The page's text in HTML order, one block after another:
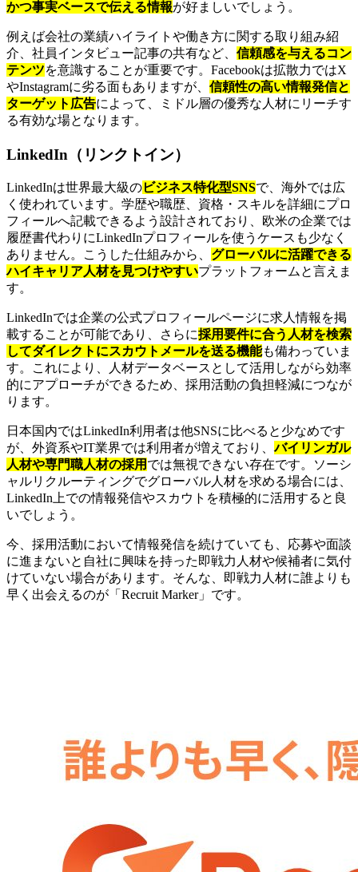
かつ事実ベースで伝える情報が好ましいでしょう。
例えば会社の業績ハイライトや働き方に関する取り組み紹
介、社員インタビュー記事の共有など、 信頼感を与えるコン
テンツを意識することが重要です。Facebookは拡散力ではX
やInstagramに劣る面もありますが、 信頼性の高い情報発信と
ターゲット広告によって、ミドル層の優秀な人材にリーチす
る有効な場となります。
LinkedIn（リンクトイン）
LinkedInは世界最大級のビジネス特化型SNSで、海外では広
く使われています。学歴や職歴、資格・スキルを詳細にプロ
フィールへ記載できるよう設計されており、欧米の企業では
履歴書代わりにLinkedInプロフィールを使うケースも少なく
ありません。こうした仕組みから、 グローバルに活躍できる
ハイキャリア人材を見つけやすいプラットフォームと言えま
す。
LinkedInでは企業の公式プロフィールページに求人情報を掲
載することが可能であり、さらに採用要件に合う人材を検索
してダイレクトにスカウトメールを送る機能も備わっていま
す。これにより、人材データベースとして活用しながら効率
的にアプローチができるため、採用活動の負担軽減につなが
ります。
日本国内ではLinkedIn利用者は他SNSに比べると少なめです
が、外資系やIT業界では利用者が増えており、バイリンガル
人材や専門職人材の採用 では無視できない存在です。ソーシ
ャルリクルーティングでグローバル人材を求める場合には、
LinkedIn上での情報発信やスカウトを積極的に活用すると良
いでしょう。
今、採用活動において情報発信を続けていても、応募や面談
に進まないと自社に興味を持った即戦力人材や候補者に気付
けていない場合があります。そんな、即戦力人材に誰よりも
早く出会えるのが「Recruit Marker」です。